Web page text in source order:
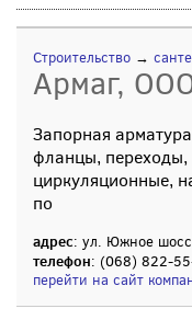
Строительство →
Армаг,
Запорная
фланцы, переходы,
циркуляционные,
по
адрес: ул. Южное
телефон: (068) 822-
перейти на сайт